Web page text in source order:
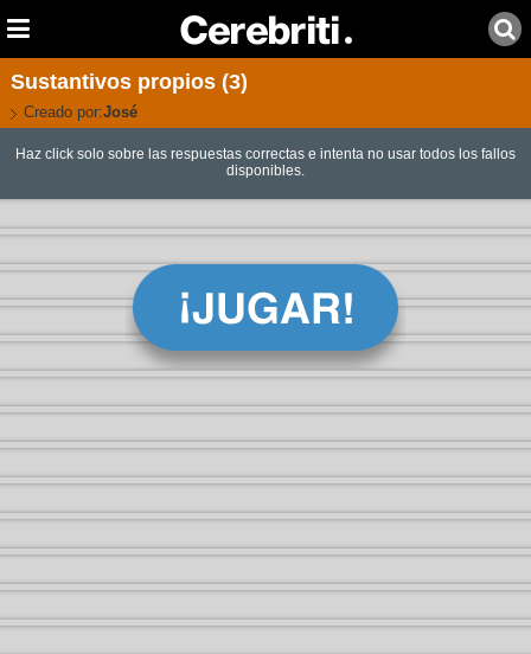
Sustantivos propios (3)
Creado por:José
Haz click solo sobre las respuestas correctas e intenta no usar todos los fallos
disponibles.